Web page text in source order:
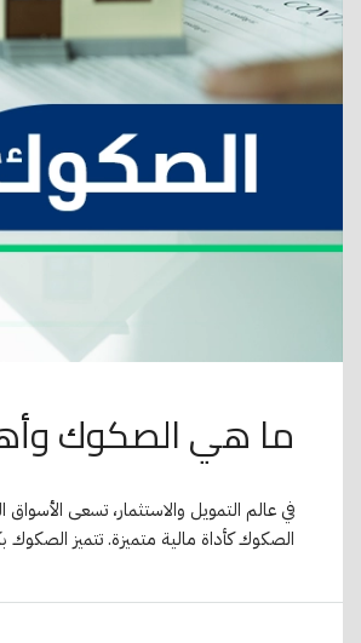
ما هي الصكوك وأهم
في عالم التمويل والاستثمار، تسعى
الصكوك كأداة مالية متميزة. تتميز الصكوك